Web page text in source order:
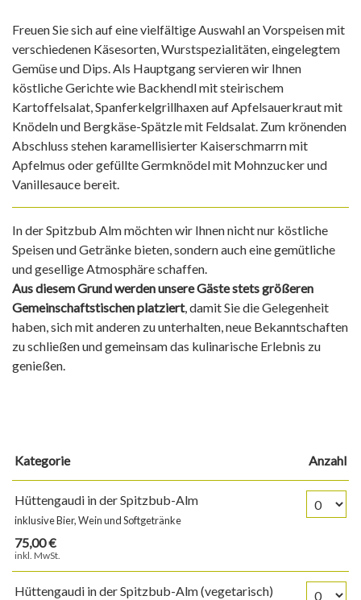
Freuen Sie sich auf eine vielfältige Auswahl an Vorspeisen mit
verschiedenen Käsesorten, Wurstspezialitäten, eingelegtem
Gemüse und Dips. Als Hauptgang servieren wir Ihnen
köstliche Gerichte wie Backhendl mit steirischem
Kartoffelsalat, Spanferkelgrillhaxen auf Apfelsauerkraut mit
Knödeln und Bergkäse-Spätzle mit Feldsalat. Zum krönenden
Abschluss stehen karamellisierter Kaiserschmarrn mit
Apfelmus oder gefüllte Germknödel mit Mohnzucker und
Vanillesauce bereit.
In der Spitzbub Alm möchten wir Ihnen nicht nur köstliche
Speisen und Getränke bieten, sondern auch eine gemütliche
und gesellige Atmosphäre schaffen.
Aus diesem Grund werden unsere Gäste stets größeren
Gemeinschaftstischen platziert, damit Sie die Gelegenheit
haben, sich mit anderen zu unterhalten, neue Bekanntschaften
zu schließen und gemeinsam das kulinarische Erlebnis zu
genießen.
Kategorie Anzahl
Hüttengaudi in der Spitzbub-Alm
inklusive Bier, Wein und Softgetränke
75,00 €
inkl. MwSt.
Anzahl
Hüttengaudi in der Spitzbub-Alm (vegetarisch) Anzahl